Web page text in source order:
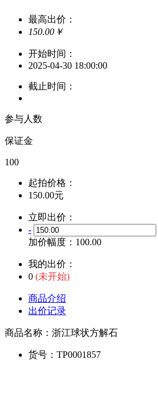
最高出价：
150.00￥
开始时间：
2025-04-30 18:00:00
截止时间：
参与人数
保证金
100
起拍价格：
150.00元
立即出价：
-
加价幅度： 100.00
我的出价：
0 (未开始)
商品介绍
出价记录
商品名称： 浙江球状方解石
货号： TP0001857